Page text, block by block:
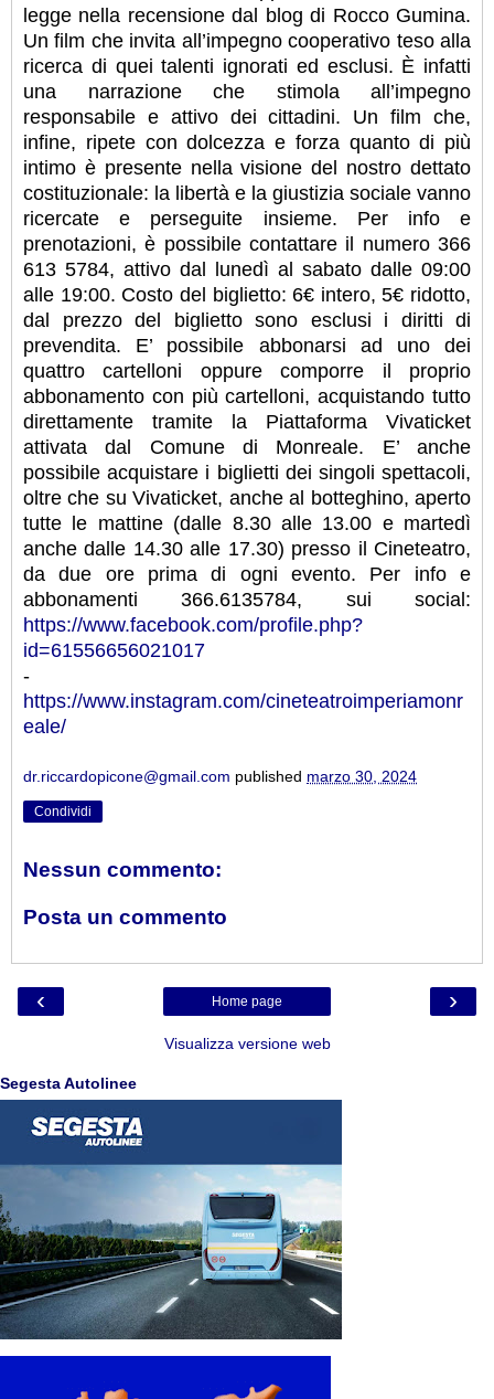
legge nella recensione dal blog di Rocco Gumina.
Un film che invita all’impegno cooperativo teso alla
ricerca di quei talenti ignorati ed esclusi. È infatti
una narrazione che stimola all’impegno
responsabile e attivo dei cittadini. Un film che,
infine, ripete con dolcezza e forza quanto di più
intimo è presente nella visione del nostro dettato
costituzionale: la libertà e la giustizia sociale vanno
ricercate e perseguite insieme. Per info e
prenotazioni, è possibile contattare il numero 366
613 5784, attivo dal lunedì al sabato dalle 09:00
alle 19:00. Costo del biglietto: 6€ intero, 5€ ridotto,
dal prezzo del biglietto sono esclusi i diritti di
prevendita. E’ possibile abbonarsi ad uno dei
quattro cartelloni oppure comporre il proprio
abbonamento con più cartelloni, acquistando tutto
direttamente tramite la Piattaforma Vivaticket
attivata dal Comune di Monreale. E’ anche
possibile acquistare i biglietti dei singoli spettacoli,
oltre che su Vivaticket, anche al botteghino, aperto
tutte le mattine (dalle 8.30 alle 13.00 e martedì
anche dalle 14.30 alle 17.30) presso il Cineteatro,
da due ore prima di ogni evento. Per info e
abbonamenti 366.6135784, sui social:
https://www.facebook.com/profile.php?
id=61556656021017
-
https://www.instagram.com/cineteatroimperiamonr
eale/
dr.riccardopicone@gmail.com published marzo 30, 2024
Condividi
Nessun commento:
Posta un commento
‹ ›
Home page
Visualizza versione web
Segesta Autolinee